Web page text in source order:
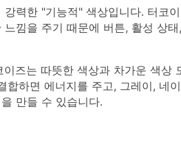
강력한 "기능적" 색상입니다. 터코
느낌을 주기 때문에 버튼, 활성 상
이즈는 따뜻한 색상과 차가운 색상
합하면 에너지를 주고, 그레이, 네
만들 수 있습니다.